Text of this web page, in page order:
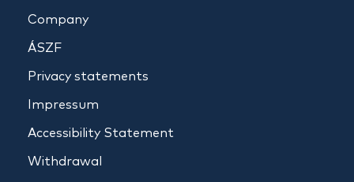
Company
ÁSZF
Privacy statements
Impressum
Accessibility Statement
Withdrawal